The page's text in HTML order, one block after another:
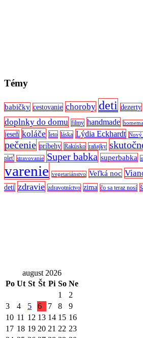
Témy
babičky cestovanie choroby deti dezerty
doplnky do domu filmy handmade
jeseň koláče leto láska Lýdia Eckhardt Nový
pečenie príbehy Rakúsko raňajky
pleť stravovanie Super babka superbabka
varenie vegetariánstvo Veľká noc
detí zdravie zdravotníctvo zima čo sa teraz nosí
august 2026
Po Ut St Št Pi So Ne
1
2
3
4 5 6 7 8
9
10 11 12 13 14 15 16
17 18 19 20 21 22 23